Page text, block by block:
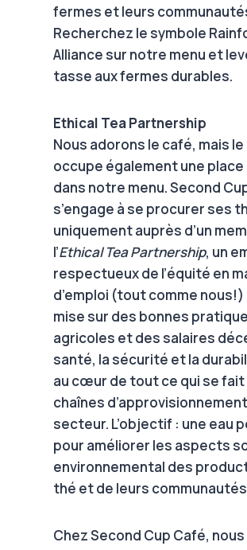
fermes et leurs
Recherchez le symbole
Alliance sur notre menu et
tasse aux fermes durables.
Ethical Tea Partnership
Nous adorons le café, mais
occupe également une place
dans notre menu. Second
s’engage à se procurer ses
uniquement auprès d’un
l’Ethical TeaPartnership, un
respectueux de l’équité en
d’emploi (tout comme nous!)
mise sur des bonnes
agricoles et des salaires
santé, la sécurité et la
au cœur de tout ce qui se fait
chaînes
secteur. L’objectif : une eau
pour améliorer les aspects
environnemental des
thé et de leurs
Chez Second Cup Café,